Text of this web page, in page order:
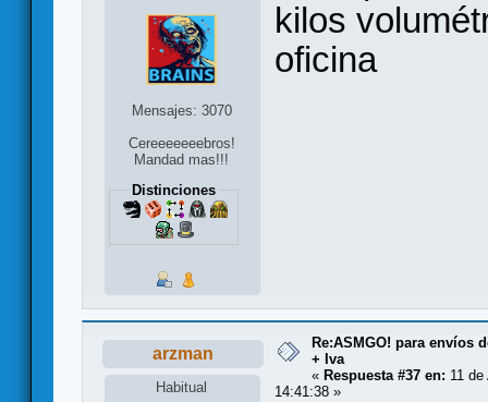
Mensajes: 3070
Cereeeeeeebros!
Mandad mas!!!
Distinciones
kilos
oficina
arzman
Habitual
Re:ASMGO! para envíos
+ Iva
« Respuesta #37 en: 11
14:41:38 »